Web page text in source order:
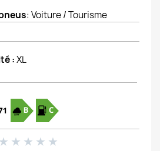
: Voiture / Tourisme
:XL
★ ★ ★ ★ ★